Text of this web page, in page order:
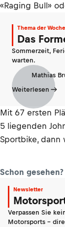
«Raging Bull»
Thema der Woche
Das
Sommerzeit,
warten.
Mathias
Weiterlesen
Mit 67 ersten
5 liegenden
Sportbike, dann
Schon gesehen?
Newsletter
Verpassen Sie
Motorsports -